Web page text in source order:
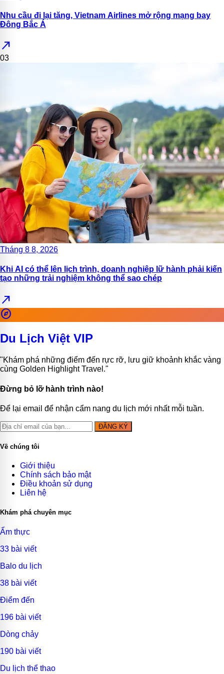
Nhu cầu đi lại tăng, Vietnam Airlines mở rộng mạng bay
Đông Bắc Á
north_east
03
Tháng 8 8, 2026
Khi AI có thể lên lịch trình, doanh nghiệp lữ hành phải kiến
tạo những trải nghiệm không thể sao chép
north_east
explore
Du Lịch Việt VIP
"Khám phá những điểm đến rực rỡ, lưu giữ khoảnh khắc vàng
cùng Golden Highlight Travel."
Đừng bỏ lỡ hành trình nào!
Để lại email để nhận cẩm nang du lịch mới nhất mỗi tuần.
ĐĂNG KÝ
Về chúng tôi
Giới thiệu
Chính sách bảo mật
Điều khoản sử dụng
Liên hệ
Khám phá chuyên mục
Ẩm thực
33 bài viết
Balo du lịch
38 bài viết
Điểm đến
196 bài viết
Dòng chảy
190 bài viết
Du lịch thể thao